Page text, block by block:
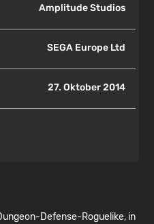
Amplitude Studios
SEGA Europe Ltd
27. Oktober 2014
Defense-Roguelike, in